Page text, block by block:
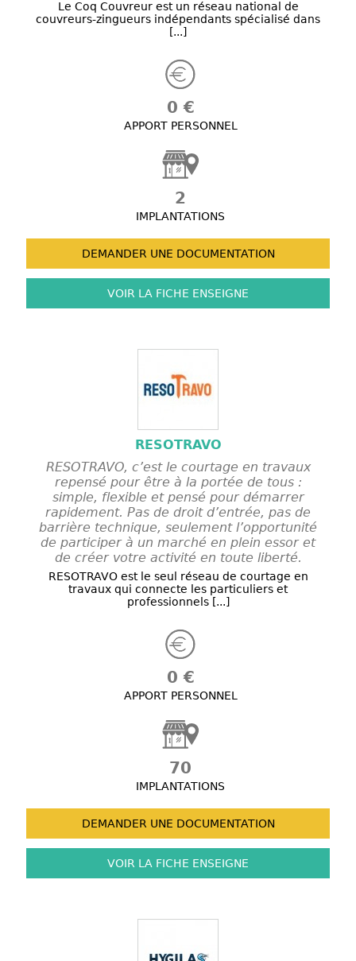
Le Coq Couvreur est un réseau national de
couvreurs-zingueurs indépendants spécialisé dans
[...]
0 €
APPORT PERSONNEL
2
IMPLANTATIONS
DEMANDER UNE DOCUMENTATION
VOIR LA FICHE ENSEIGNE
RESOTRAVO
RESOTRAVO, c’est le courtage en travaux
repensé pour être à la portée de tous :
simple, flexible et pensé pour démarrer
rapidement. Pas de droit d’entrée, pas de
barrière technique, seulement l’opportunité
de participer à un marché en plein essor et
de créer votre activité en toute liberté.
RESOTRAVO est le seul réseau de courtage en
travaux qui connecte les particuliers et
professionnels [...]
0 €
APPORT PERSONNEL
70
IMPLANTATIONS
DEMANDER UNE DOCUMENTATION
VOIR LA FICHE ENSEIGNE